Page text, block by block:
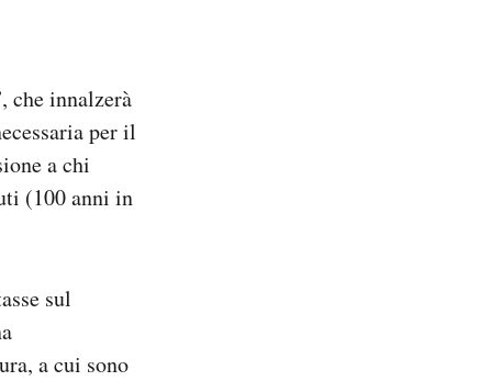
che innalzerà
per il
a chi
(100 anni in
sul
a cui sono